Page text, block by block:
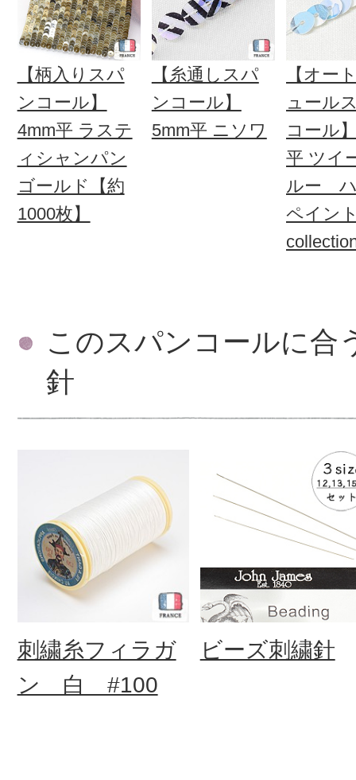
【柄入りスパ
ンコール】
4mm平 ラステ
ィシャンパン
ゴールド【約
1000枚】
【糸通しスパ
ンコール】
5mm平 ニソワ
【オー
ュール
コール
平 ツイ
ルー
ペイン
このスパンコールに合
針
刺繍糸フィラガ
ン 白 #100
ビーズ刺繍針